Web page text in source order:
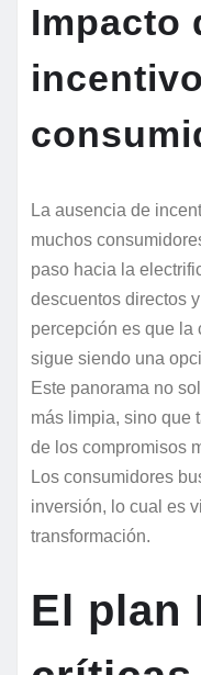
Impacto
La ausencia de
muchos
paso hacia la
descuentos directos
percepción es que la
sigue siendo una
Este panorama no
más limpia, sino que
de los compromisos
Los consumidores
inversión, lo cual es
transformación.
El plan